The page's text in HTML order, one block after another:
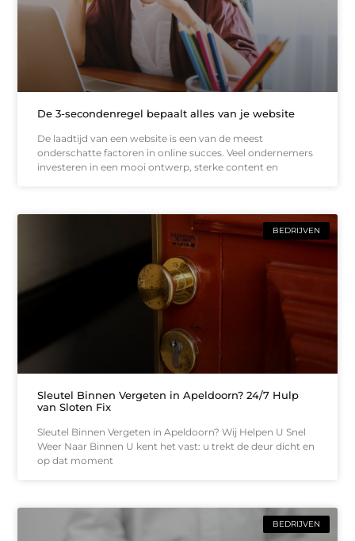
De 3-secondenregel bepaalt alles van je website
De laadtijd van een website is een van de meest
onderschatte factoren in online succes. Veel ondernemers
investeren in een mooi ontwerp, sterke content en
BEDRIJVEN
Sleutel Binnen Vergeten in Apeldoorn? 24/7 Hulp
van Sloten Fix
Sleutel Binnen Vergeten in Apeldoorn? Wij Helpen U Snel
Weer Naar Binnen U kent het vast: u trekt de deur dicht en
op dat moment
BEDRIJVEN